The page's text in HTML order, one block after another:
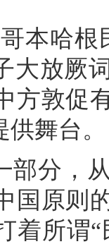
本哈
大放厥
方敦促
舞台。
部分，
国原则
着所谓